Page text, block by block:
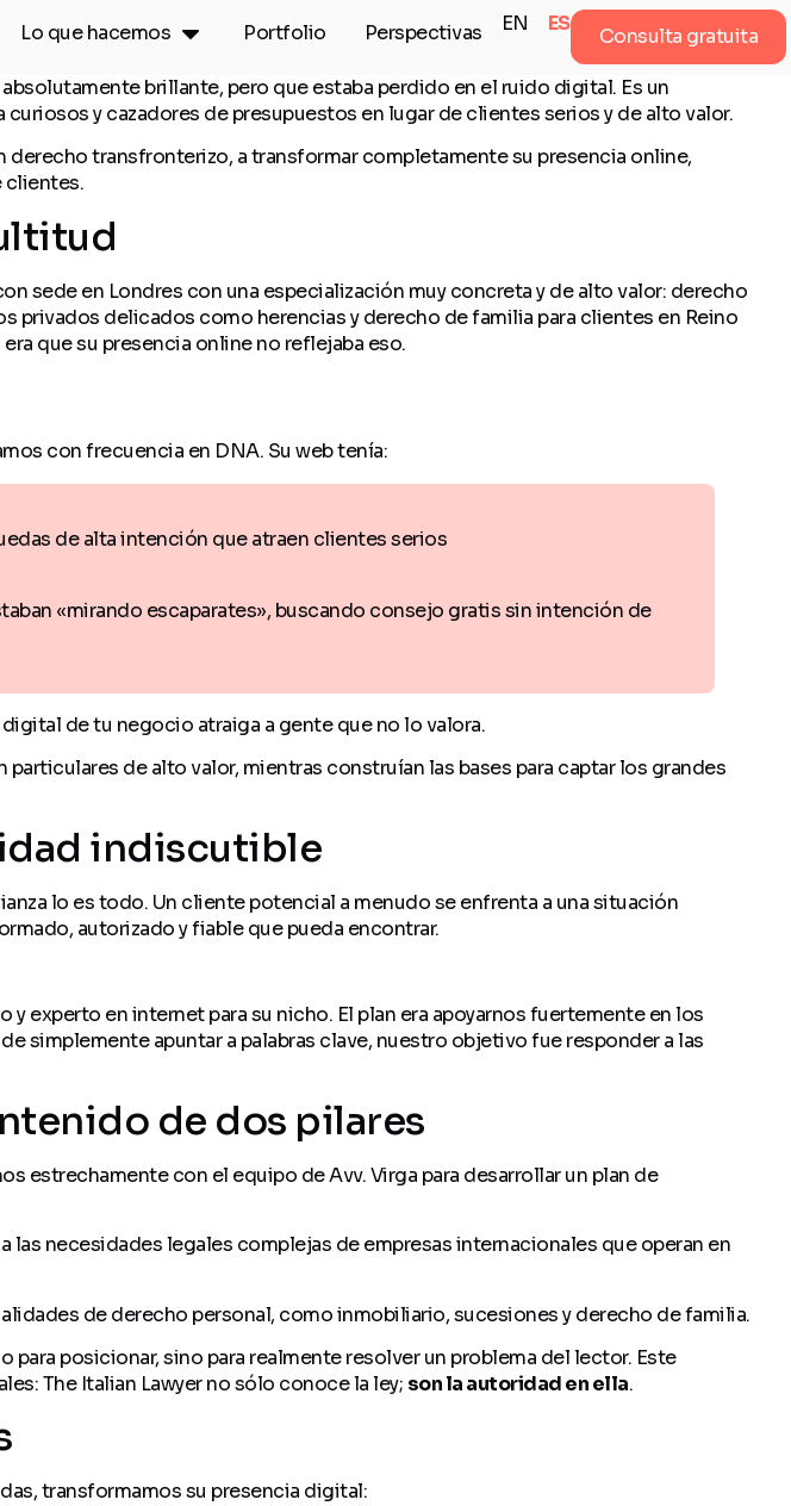
Lo que hacemos Portfolio Perspectivas EN ES
Consulta gratuita
brillante, pero que estaba perdido en el ruido digital. Es un
y cazadores de presupuestos en lugar de clientes serios y de alto valor.
derecho transfronterizo, a transformar completamente su presencia online,
clientes.
sede en Londres con una especialización muy concreta y de alto valor: derecho
delicados como herencias y derecho de familia para clientes en Reino
que su presencia online no reflejaba eso.
con frecuencia en DNA. Su web tenía:
de alta intención que atraen clientes serios
«mirando escaparates», buscando consejo gratis sin intención de
de tu negocio atraiga a gente que no lo valora.
de alto valor, mientras construían las bases para captar los grandes
indiscutible
lo es todo. Un cliente potencial a menudo se enfrenta a una situación
autorizado y fiable que pueda encontrar.
en internet para su nicho. El plan era apoyarnos fuertemente en los
simplemente apuntar a palabras clave, nuestro objetivo fue responder a las
de dos pilares
estrechamente con el equipo de Avv. Virga para desarrollar un plan de
necesidades legales complejas de empresas internacionales que operan en
de derecho personal, como inmobiliario, sucesiones y derecho de familia.
posicionar, sino para realmente resolver un problema del lector. Este
The Italian Lawyer no sólo conoce la ley; son la autoridad en ella.
transformamos su presencia digital: